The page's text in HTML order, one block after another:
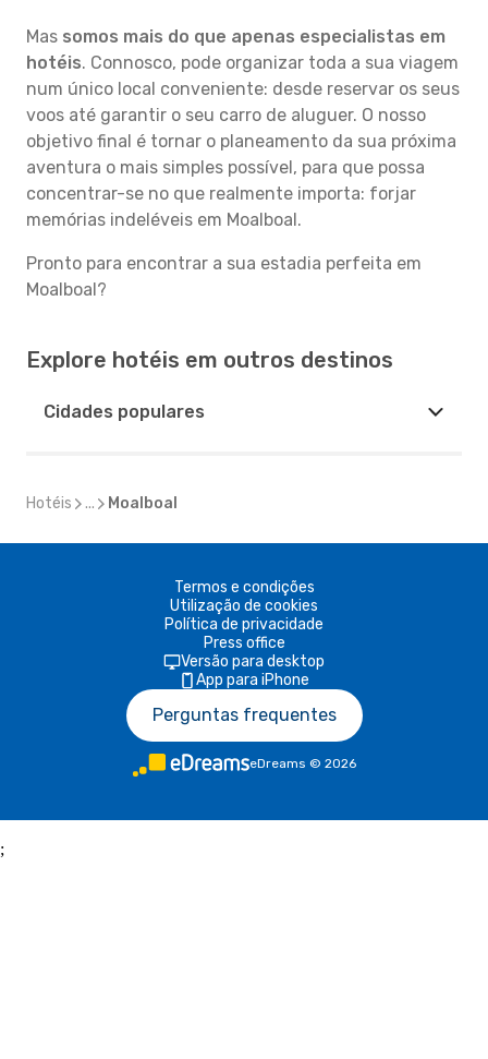
Mas somos mais do que apenas especialistas em
hotéis. Connosco, pode organizar toda a sua viagem
num único local conveniente: desde reservar os seus
voos até garantir o seu carro de aluguer. O nosso
objetivo final é tornar o planeamento da sua próxima
aventura o mais simples possível, para que possa
concentrar-se no que realmente importa: forjar
memórias indeléveis em Moalboal.
Pronto para encontrar a sua estadia perfeita em
Moalboal?
Explore hotéis em outros destinos
Cidades populares
Hotéis ... Moalboal
Termos e condições
Utilização de cookies
Política de privacidade
Press office
Versão para desktop
App para iPhone
Perguntas frequentes
eDreams © 2026
;